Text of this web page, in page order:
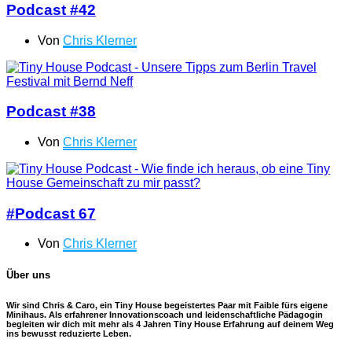
Podcast #42
Von Chris Klerner
Podcast #38
Von Chris Klerner
#Podcast 67
Von Chris Klerner
Über uns
Wir sind Chris & Caro, ein Tiny House begeistertes Paar mit Faible fürs eigene
Minihaus. Als erfahrener Innovationscoach und leidenschaftliche Pädagogin
begleiten wir dich mit mehr als 4 Jahren Tiny House Erfahrung auf deinem Weg
ins bewusst reduzierte Leben.